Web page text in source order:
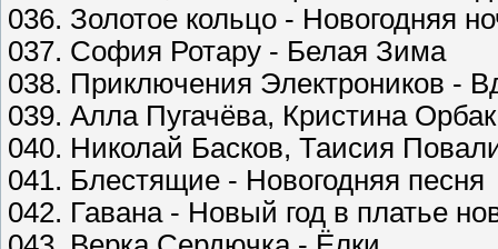
036. Золотое кольцо - Новогодняя
037. София Ротару - Белая Зима
038. Приключения Электроников -
039. Алла Пугачёва, Кристина
040. Николай Басков, Таисия
041. Блестящие - Новогодняя песня
042. Гавана - Новый год в платье